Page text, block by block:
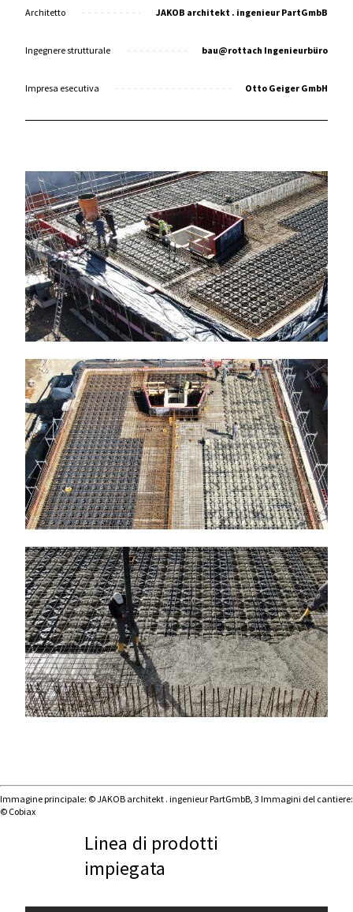
Architetto JAKOB architekt . ingenieur PartGmbB
Ingegnere strutturale bau@rottach Ingenieurbüro
Impresa esecutiva Otto Geiger GmbH
Immagine principale: © JAKOB architekt . ingenieur PartGmbB, 3 Immagini del cantiere:
© Cobiax
Linea di prodotti
impiegata